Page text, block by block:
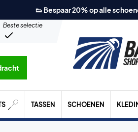
👟 Bespaar 20% op alle
Beste selectie
TASSEN SCHOENEN